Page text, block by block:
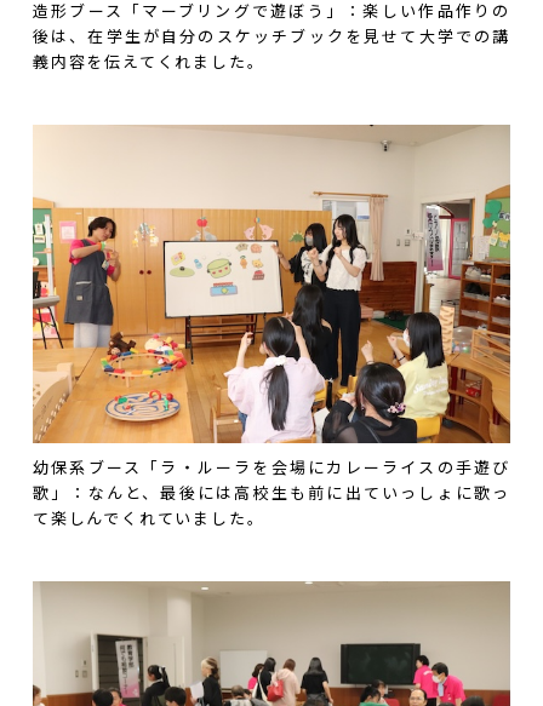
造形ブース「マーブリングで遊ぼう」：楽しい作品作りの
後は、在学生が自分のスケッチブックを見せて大学での講
義内容を伝えてくれました。
幼保系ブース「ラ・ルーラを会場にカレーライスの手遊び
歌」：なんと、最後には高校生も前に出ていっしょに歌っ
て楽しんでくれていました。